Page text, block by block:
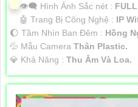
👁️‍🗨 Hình Ảnh Sắc nét :
🤖️ Trang Bị Công Nghệ : IP
🌔 Tầm Nhìn Ban Đêm : Hồng
💦 Mẫu Camera Thân Plastic.
️💎 Khả Năng : Thu Âm Và Loa.